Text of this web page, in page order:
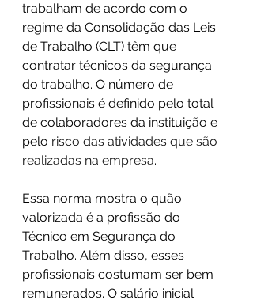
trabalham de acordo com o
regime da Consolidação das Leis
de Trabalho (CLT) têm que
contratar técnicos da segurança
do trabalho. O número de
profissionais é definido pelo total
de colaboradores da instituição e
pelo risco das atividades que são
realizadas na empresa.
Essa norma mostra o quão
valorizada é a profissão do
Técnico em Segurança do
Trabalho. Além disso, esses
profissionais costumam ser bem
remunerados. O salário inicial